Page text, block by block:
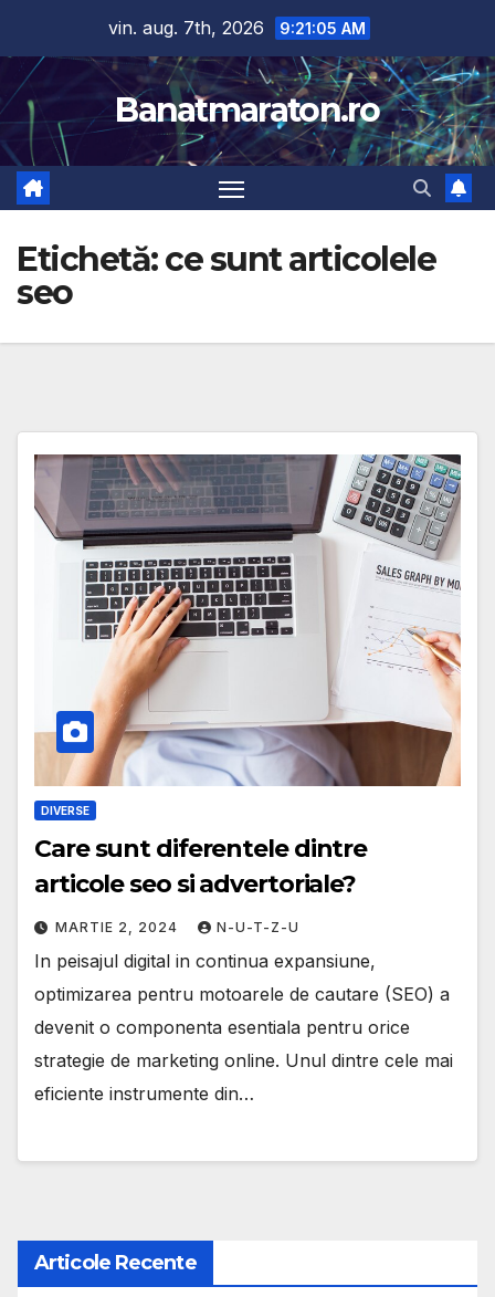
content
vin. aug. 7th, 2026 9:21:06 AM
Banatmaraton.ro
Etichetă:ce sunt articolele
seo
DIVERSE
Care sunt diferentele dintre
articole seo si advertoriale?
MARTIE 2, 2024 N-U-T-Z-U
In peisajul digital in continua expansiune,
optimizarea pentru motoarele de cautare (SEO) a
devenit o componenta esentiala pentru orice
strategie de marketing online. Unul dintre cele mai
eficiente instrumente din…
Articole Recente